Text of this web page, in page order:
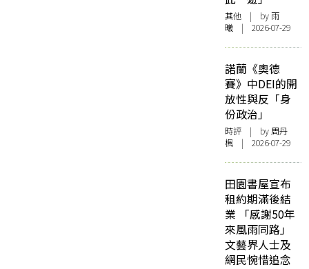
其他 | by 雨
曦 | 2026-07-29
諾蘭《奧德
賽》中DEI的開
放性與反「身
份政治」
時評 | by周丹
楓 | 2026-07-29
田園書屋宣布
租約期滿後結
業 「感謝50年
來風雨同路」
文藝界人士及
網民惋惜追念